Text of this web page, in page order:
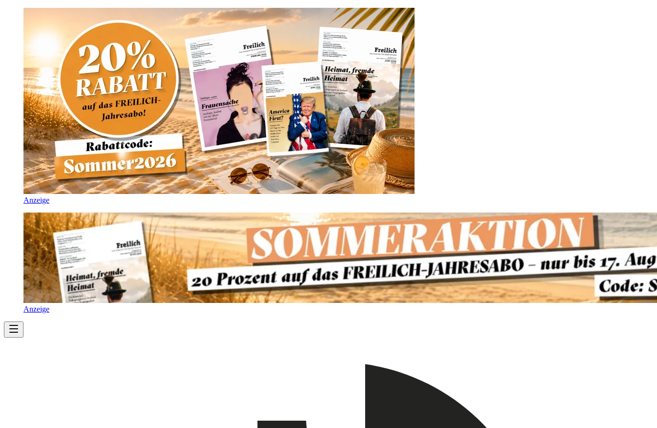
Anzeige
Anzeige